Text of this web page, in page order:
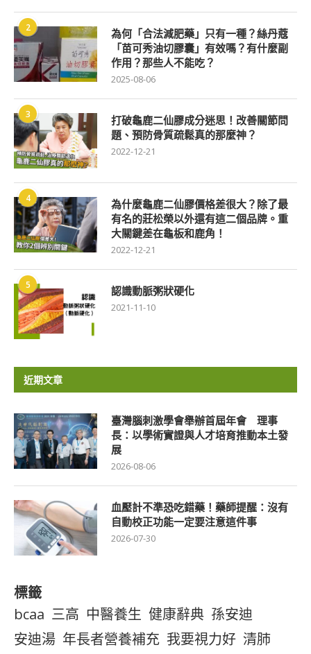
2
為何「合法減肥藥」只有一種？絲丹蔻
「苗可秀油切膠囊」有效嗎？有什麼副
作用？那些人不能吃？
2025-08-06
3
打破龜鹿二仙膠成分迷思！改善關節問
題、預防骨質疏鬆真的那麼神？
2022-12-21
4
為什麼龜鹿二仙膠價格差很大？除了最
有名的莊松榮以外還有這二個品牌。重
大關鍵差在龜板和鹿角！
2022-12-21
5 認識動脈粥狀硬化
2021-11-10
近期文章
臺灣腦刺激學會舉辦首屆年會 理事
長：以學術實證與人才培育推動本土發
展
2026-08-06
血壓計不準恐吃錯藥！藥師提醒：沒有
自動校正功能一定要注意這件事
2026-07-30
標籤
bcaa 三高 中醫養生 健康辭典 孫安迪
安迪湯 年長者營養補充 我要視力好 清肺